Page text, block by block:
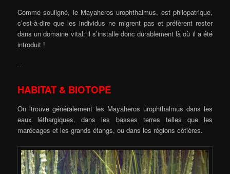
Comme souligné, le Mayaheros urophthalmus, est philopatrique,
c’est-à-dire que les individus ne migrent pas et préfèrent rester
dans un domaine vital: il s’installe donc durablement là où il a été
introduit !
–
HABITAT & BIOTOPE
On ltrouve généralement les Mayaheros urophthalmus dans les
eaux léthargiques, dans les basses terres telles que les
marécages et les grands étangs, ou dans les régions côtières.